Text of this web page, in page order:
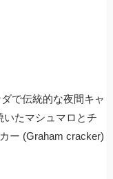
で伝統的な夜間キャ
いたマシュマロとチ
ー (Graham cracker)